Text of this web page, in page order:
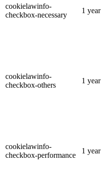
cookielawinfo-
checkbox-necessary
1 year
cookielawinfo-
checkbox-others
1 year
cookielawinfo-
checkbox-performance
1 year